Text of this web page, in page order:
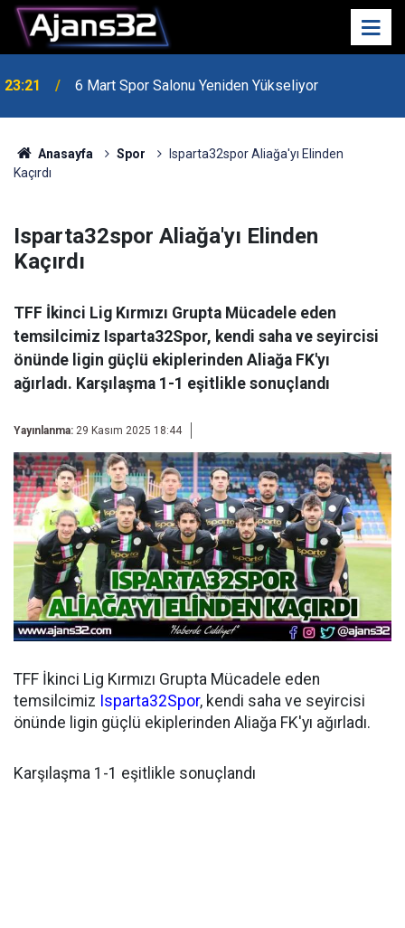
23:21 6 Mart Spor Salonu Yeniden Yükseliyor
Anasayfa Spor
Isparta32spor Aliağa'yı Elinden
Kaçırdı
Isparta32spor Aliağa'yı Elinden
Kaçırdı
TFF İkinci Lig Kırmızı Grupta Mücadele eden
temsilcimiz Isparta32Spor, kendi saha ve seyircisi
önünde ligin güçlü ekiplerinden Aliağa FK'yı
ağırladı. Karşılaşma 1-1 eşitlikle sonuçlandı
Yayınlanma: 29 Kasım 2025 18:44
TFF İkinci Lig Kırmızı Grupta Mücadele eden
temsilcimiz Isparta32Spor, kendi saha ve seyircisi
önünde ligin güçlü ekiplerinden Aliağa FK'yı ağırladı.
Karşılaşma 1-1 eşitlikle sonuçlandı